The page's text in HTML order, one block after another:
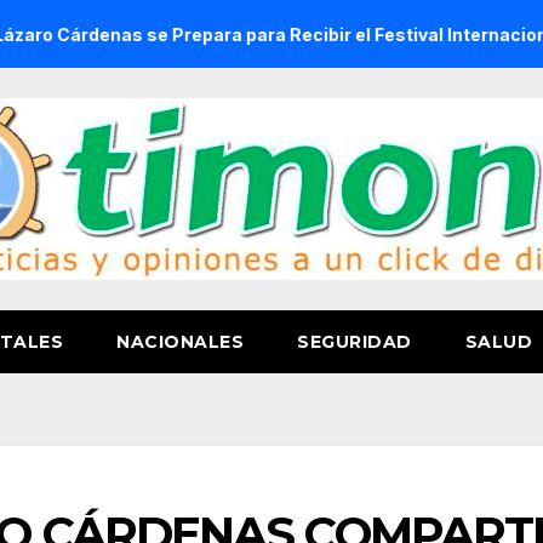
se Prepara para Recibir el Festival Internacional de la
NACIONALES SEGURIDAD SALUD